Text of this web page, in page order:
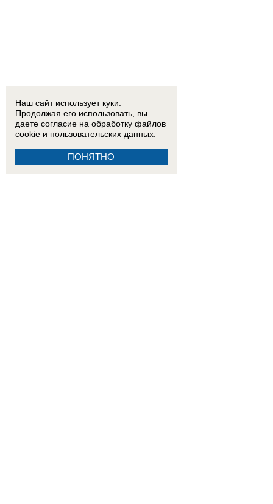
Наш сайт использует куки.
Продолжая его использовать, вы
даете согласие на обработку файлов
cookie и пользовательских данных.
ПОНЯТНО